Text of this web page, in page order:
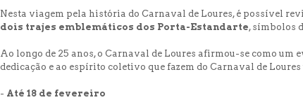
Nesta viagem pela história do Carnaval de Loures, é possível
dois trajes emblemáticos dos Porta-Estandarte, símbolos
Ao longo de 25 anos, o Carnaval de Loures afirmou-se como
dedicação e ao espírito coletivo que fazem do Carnaval de
- Até 18 de fevereiro